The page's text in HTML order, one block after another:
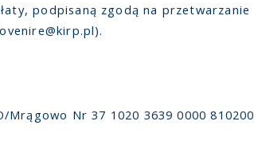
podpisaną zgodą na przetwarzanie
Mrągowo Nr 37 1020 3639 0000 810200